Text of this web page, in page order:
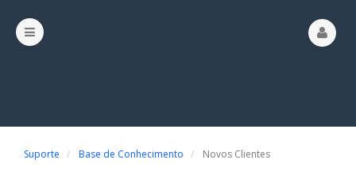
Suporte Base de Conhecimento Novos Clientes